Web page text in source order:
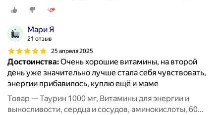
капсул / MedCraft
Мари Я
21 отзыв
25 апреля 2025
Достоинства:Очень хорошие витамины, на второй
день уже значительно лучше стала себя чувствовать,
энергии прибавилось, куплю ещё и маме
Товар — Таурин 1000 мг, Витамины для энергии и
выносливости, сердца и сосудов, аминокислоты, 60